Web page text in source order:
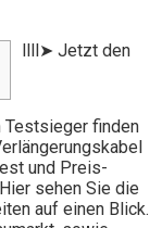
llll➤ Jetzt den
Testsieger finden
und Preis-
sehen Sie die
auf einen Blick.